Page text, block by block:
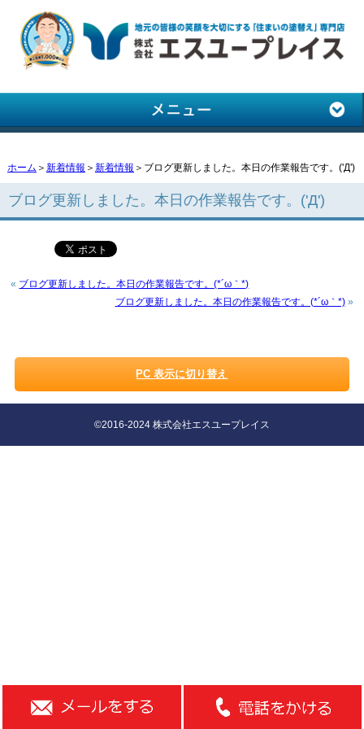
ホーム ＞ 新着情報 ＞ 新着情報 ＞ブログ更新しました。本日の作業報告です。('Д')
ブログ更新しました。本日の作業報告です。('Д')
« ブログ更新しました。本日の作業報告です。(*´ω｀*)
ブログ更新しました。本日の作業報告です。(*´ω｀*)»
PC 表示に切り替え
©2016-2024 株式会社エスユープレイス